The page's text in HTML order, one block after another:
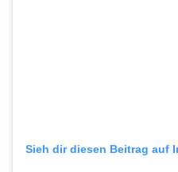
Sieh dir diesen Beitrag auf